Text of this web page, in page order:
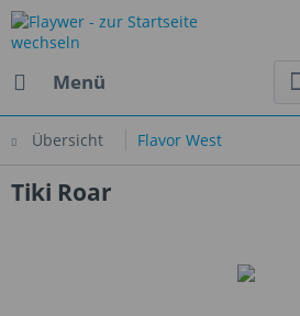
Menü
Übersicht Flavor West
Tiki Roar